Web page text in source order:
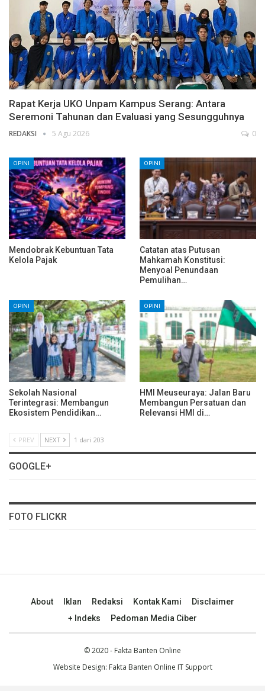
Rapat Kerja UKO Unpam Kampus Serang: Antara
Seremoni Tahunan dan Evaluasi yang Sesungguhnya
REDAKSI 5 Agu 2026 0
OPINI
Mendobrak Kebuntuan Tata
Kelola Pajak
OPINI
Catatan atas Putusan
Mahkamah Konstitusi:
Menyoal Penundaan
Pemulihan…
OPINI
Sekolah Nasional
Terintegrasi: Membangun
Ekosistem Pendidikan…
OPINI
HMI Meuseuraya: Jalan Baru
Membangun Persatuan dan
Relevansi HMI di…
PREV NEXT 1 dari 203
GOOGLE+
FOTO FLICKR
About Iklan Redaksi Kontak Kami
Disclaimer
+ Indeks
Pedoman Media Ciber
© 2020 - Fakta Banten Online
Website Design: Fakta Banten Online IT Support